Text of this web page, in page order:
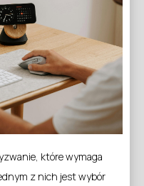
które wymaga
z nich jest wybór